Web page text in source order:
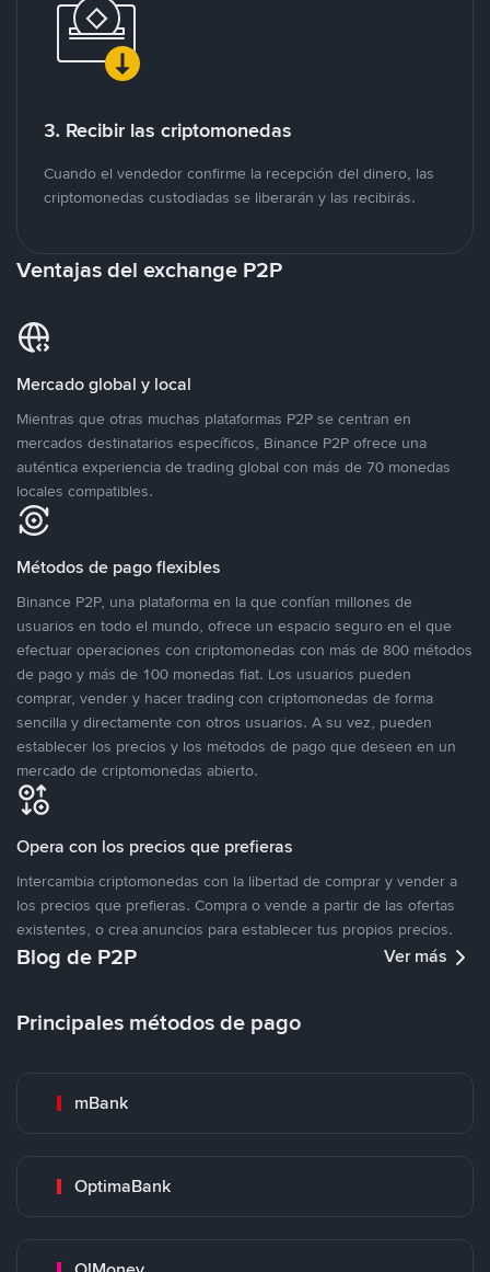
3. Recibir las criptomonedas
Cuando el vendedor confirme la recepción del dinero, las
criptomonedas custodiadas se liberarán y las recibirás.
Ventajas del exchange P2P
Mercado global y local
Mientras que otras muchas plataformas P2P se centran en
mercados destinatarios específicos, Binance P2P ofrece una
auténtica experiencia de trading global con más de 70 monedas
locales compatibles.
Métodos de pago flexibles
Binance P2P, una plataforma en la que confían millones de
usuarios en todo el mundo, ofrece un espacio seguro en el que
efectuar operaciones con criptomonedas con más de 800 métodos
de pago y más de 100 monedas fiat. Los usuarios pueden
comprar, vender y hacer trading con criptomonedas de forma
sencilla y directamente con otros usuarios. A su vez, pueden
establecer los precios y los métodos de pago que deseen en un
mercado de criptomonedas abierto.
Opera con los precios que prefieras
Intercambia criptomonedas con la libertad de comprar y vender a
los precios que prefieras. Compra o vende a partir de las ofertas
existentes, o crea anuncios para establecer tus propios precios.
Blog de P2P Ver más
Principales métodos de pago
mBank
OptimaBank